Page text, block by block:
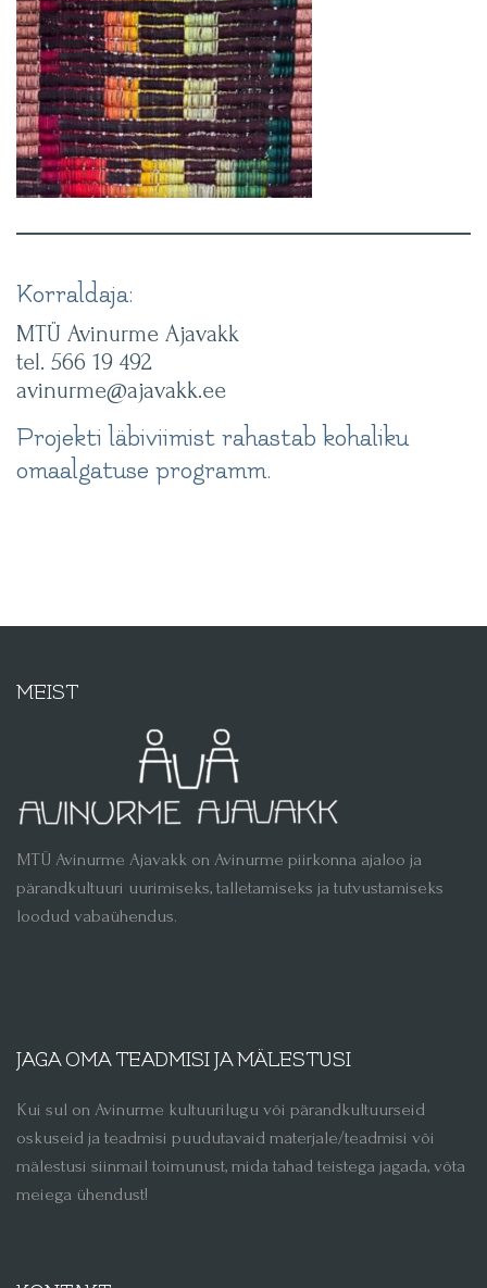
Korraldaja:
MTÜ Avinurme Ajavakk
tel. 566 19 492
avinurme@ajavakk.ee
Projekti läbiviimist rahastab kohaliku
omaalgatuse programm.
MEIST
MTÜ Avinurme Ajavakk on Avinurme piirkonna ajaloo ja
pärandkultuuri uurimiseks, talletamiseks ja tutvustamiseks
loodud vabaühendus.
JAGA OMA TEADMISI JA MÄLESTUSI
Kui sul on Avinurme kultuurilugu või pärandkultuurseid
oskuseid ja teadmisi puudutavaid materjale/teadmisi või
mälestusi siinmail toimunust, mida tahad teistega jagada, võta
meiega ühendust!